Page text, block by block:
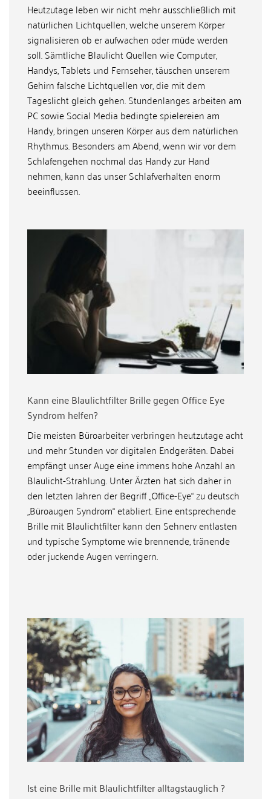
Heutzutage leben wir nicht mehr ausschließlich mit
natürlichen Lichtquellen, welche unserem Körper
signalisieren ob er aufwachen oder müde werden
soll. Sämtliche Blaulicht Quellen wie Computer,
Handys, Tablets und Fernseher, täuschen unserem
Gehirn falsche Lichtquellen vor, die mit dem
Tageslicht gleich gehen. Stundenlanges arbeiten am
PC sowie Social Media bedingte spielereien am
Handy, bringen unseren Körper aus dem natürlichen
Rhythmus. Besonders am Abend, wenn wir vor dem
Schlafengehen nochmal das Handy zur Hand
nehmen, kann das unser Schlafverhalten enorm
beeinflussen.
Kann eine Blaulichtfilter Brille gegen Office Eye
Syndrom helfen?
Die meisten Büroarbeiter verbringen heutzutage acht
und mehr Stunden vor digitalen Endgeräten. Dabei
empfängt unser Auge eine immens hohe Anzahl an
Blaulicht-Strahlung. Unter Ärzten hat sich daher in
den letzten Jahren der Begriff „Office-Eye“ zu deutsch
„Büroaugen Syndrom“ etabliert. Eine entsprechende
Brille mit Blaulichtfilter kann den Sehnerv entlasten
und typische Symptome wie brennende, tränende
oder juckende Augen verringern.
Ist eine Brille mit Blaulichtfilter alltagstauglich ?